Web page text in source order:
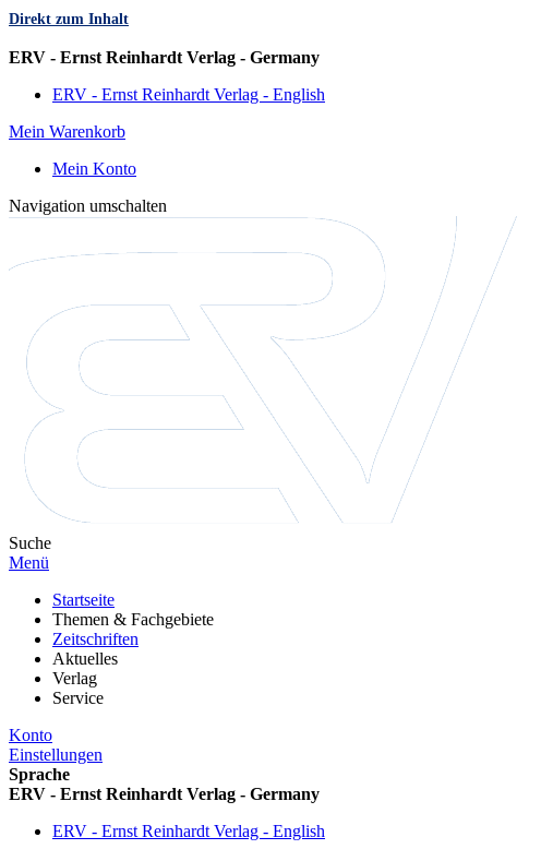
Direkt zum Inhalt
ERV - Ernst Reinhardt Verlag - Germany
ERV - Ernst Reinhardt Verlag - English
Mein Warenkorb
Mein Konto
Navigation umschalten
Suche
Menü
Startseite
Themen & Fachgebiete
Zeitschriften
Aktuelles
Verlag
Service
Konto
Einstellungen
Sprache
ERV - Ernst Reinhardt Verlag - Germany
ERV - Ernst Reinhardt Verlag - English